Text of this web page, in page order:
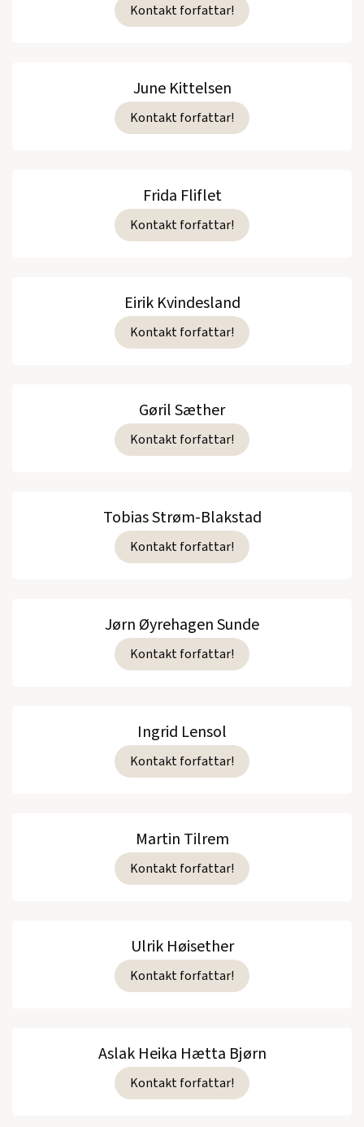
Kontakt forfattar!
June Kittelsen
Kontakt forfattar!
Frida Fliflet
Kontakt forfattar!
Eirik Kvindesland
Kontakt forfattar!
Gøril Sæther
Kontakt forfattar!
Tobias Strøm-Blakstad
Kontakt forfattar!
Jørn Øyrehagen Sunde
Kontakt forfattar!
Ingrid Lensol
Kontakt forfattar!
Martin Tilrem
Kontakt forfattar!
Ulrik Høisether
Kontakt forfattar!
Aslak Heika Hætta Bjørn
Kontakt forfattar!